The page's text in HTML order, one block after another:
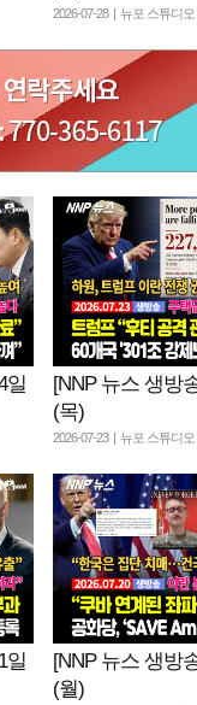
2026-07-28 | 뉴포 스튜디오
일
[NNP 뉴스 생방
(목)
2026-07-23 | 뉴포 스튜디오
일
[NNP 뉴스 생방
(월)